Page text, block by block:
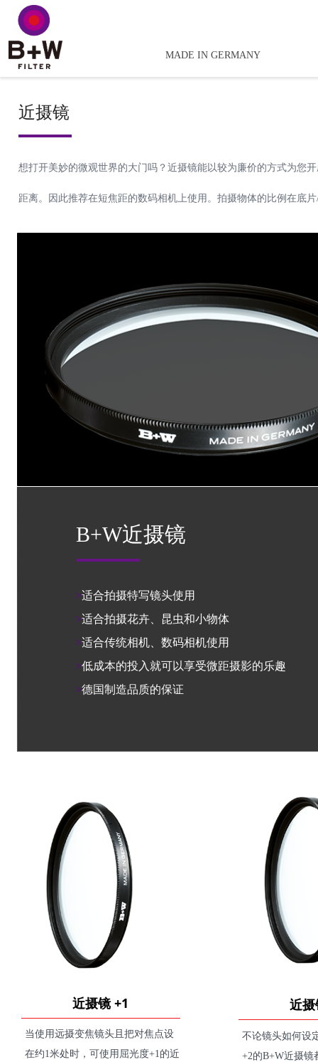
MADE IN GERMANY
近摄镜
想打开美妙的微观世界的大门吗？近摄镜能以较为廉价的方式为您
距离。因此推荐在短焦距的数码相机上使用。拍摄物体的比例在底
近摄镜 +1
当使用远摄变焦镜头且把对焦点设
在约1米处时，可使用屈光度+1的近
近
不论镜头如何设
+2的B+W近摄镜
B+W近摄镜
>适合拍摄特写镜头使用
>适合拍摄花卉、昆虫和小物体
>适合传统相机、数码相机使用
>低成本的投入就可以享受微距摄影的乐趣
>德国制造品质的保证